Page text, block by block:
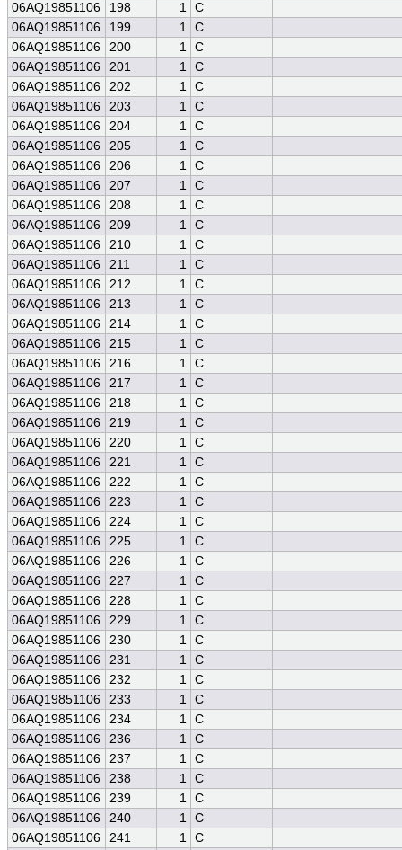
06AQ19851106
198 1 C
06AQ19851106
199 1 C
06AQ19851106
200 1 C
06AQ19851106
201 1 C
06AQ19851106
202 1 C
06AQ19851106
203 1 C
06AQ19851106
204 1 C
06AQ19851106
205 1 C
06AQ19851106
206 1 C
06AQ19851106
207 1 C
06AQ19851106
208 1 C
06AQ19851106
209 1 C
06AQ19851106
210 1 C
06AQ19851106
211 1 C
06AQ19851106
212 1 C
06AQ19851106
213 1 C
06AQ19851106
214 1 C
06AQ19851106
215 1 C
06AQ19851106
216 1 C
06AQ19851106
217 1 C
06AQ19851106
218 1 C
06AQ19851106
219 1 C
06AQ19851106
220 1 C
06AQ19851106
221 1 C
06AQ19851106
222 1 C
06AQ19851106
223 1 C
06AQ19851106
224 1 C
06AQ19851106
225 1 C
06AQ19851106
226 1 C
06AQ19851106
227 1 C
06AQ19851106
228 1 C
06AQ19851106
229 1 C
06AQ19851106
230 1 C
06AQ19851106
231 1 C
06AQ19851106
232 1 C
06AQ19851106
233 1 C
06AQ19851106
234 1 C
06AQ19851106
236 1 C
06AQ19851106
237 1 C
06AQ19851106
238 1 C
06AQ19851106
239 1 C
06AQ19851106
240 1 C
06AQ19851106
241 1 C